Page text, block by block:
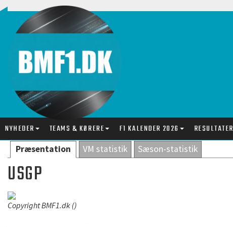
NYHEDER TEAMS & KØRERE F1 KALENDER 2026 RESULTATER
Præsentation VM statistik Sæson-statistik
USGP
Copyright BMF1.dk ()